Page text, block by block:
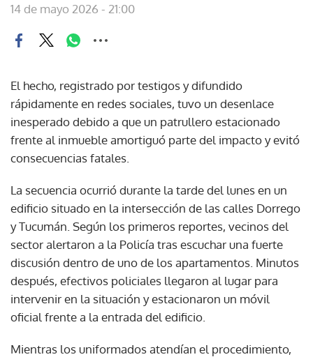
14 de mayo 2026 - 21:00
El hecho, registrado por testigos y difundido
rápidamente en redes sociales, tuvo un desenlace
inesperado debido a que un patrullero estacionado
frente al inmueble amortiguó parte del impacto y evitó
consecuencias fatales.
La secuencia ocurrió durante la tarde del lunes en un
edificio situado en la intersección de las calles Dorrego
y Tucumán. Según los primeros reportes, vecinos del
sector alertaron a la Policía tras escuchar una fuerte
discusión dentro de uno de los apartamentos. Minutos
después, efectivos policiales llegaron al lugar para
intervenir en la situación y estacionaron un móvil
oficial frente a la entrada del edificio.
Mientras los uniformados atendían el procedimiento,